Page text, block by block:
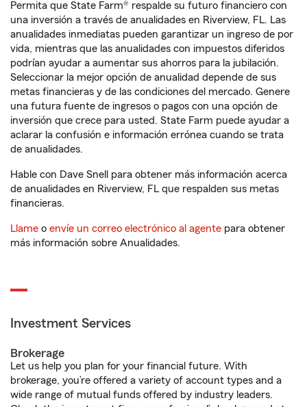
Permita que State Farm® respalde su futuro financiero con
una inversión a través de anualidades en Riverview, FL. Las
anualidades inmediatas pueden garantizar un ingreso de por
vida, mientras que las anualidades con impuestos diferidos
podrían ayudar a aumentar sus ahorros para la jubilación.
Seleccionar la mejor opción de anualidad depende de sus
metas financieras y de las condiciones del mercado. Genere
una futura fuente de ingresos o pagos con una opción de
inversión que crece para usted. State Farm puede ayudar a
aclarar la confusión e información errónea cuando se trata
de anualidades.
Hable con Dave Snell para obtener más información acerca
de anualidades en Riverview, FL que respalden sus metas
financieras.
Llame o envíe un correo electrónico al agente para obtener
más información sobre Anualidades.
Investment Services
Brokerage
Let us help you plan for your financial future. With
brokerage, you’re offered a variety of account types and a
wide range of mutual funds offered by industry leaders.